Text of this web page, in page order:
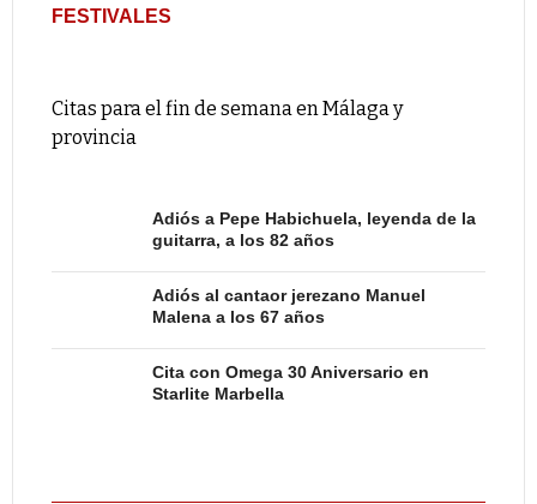
FESTIVALES
Citas para el fin de semana en Málaga y
provincia
Adiós a Pepe Habichuela, leyenda de la
guitarra, a los 82 años
Adiós al cantaor jerezano Manuel
Malena a los 67 años
Cita con Omega 30 Aniversario en
Starlite Marbella